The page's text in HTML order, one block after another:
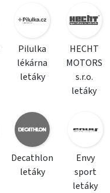
Pilulka
lékárna
letáky
HECHT
MOTORS
s.r.o.
letáky
Decathlon
letáky
Envy
sport
letáky